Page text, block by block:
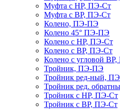
Муфта с НР, ПЭ-Ст
Муфта с ВР, ПЭ-Ст
Колено, ПЭ-ПЭ
Колено 45° ПЭ-ПЭ
Колено с НР, ПЭ-Ст
Колено с ВР, ПЭ-Ст
Колено с угловой
Тройник, ПЭ-ПЭ
Тройник ред-ный,
Тройник ред.
Тройник с НР, ПЭ-Ст
Тройник с ВР, ПЭ-Ст